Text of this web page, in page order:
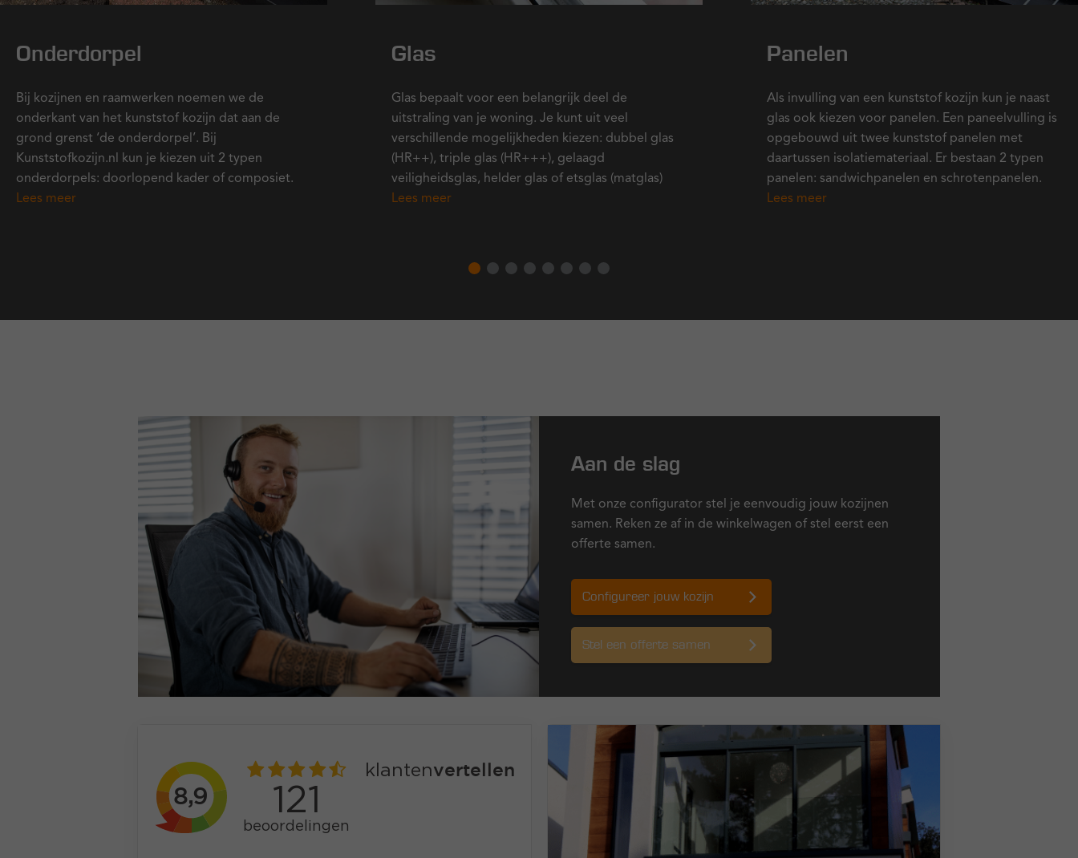
Onderdorpel
Bij kozijnen en raamwerken noemen we de
onderkant van het kunststof kozijn dat aan de
grond grenst ‘de onderdorpel’. Bij
Kunststofkozijn.nl kun je kiezen uit 2 typen
onderdorpels: doorlopend kader of composiet.
Lees meer
Glas
Glas bepaalt voor een belangrijk deel de
uitstraling van je woning. Je kunt uit veel
verschillende mogelijkheden kiezen: dubbel glas
(HR++), triple glas (HR+++), gelaagd
veiligheidsglas, helder glas of etsglas (matglas)
Lees meer
Panelen
Als invulling van een kunststof kozijn kun je naast
glas ook kiezen voor panelen. Een paneelvulling is
opgebouwd uit twee kunststof panelen met
daartussen isolatiemateriaal. Er bestaan 2 typen
panelen: sandwichpanelen en schrotenpanelen.
Lees meer
Aan de slag
Met onze configurator stel je eenvoudig jouw kozijnen
samen. Reken ze af in de winkelwagen of stel eerst een
offerte samen.
Configureer jouw kozijn
Stel een offerte samen